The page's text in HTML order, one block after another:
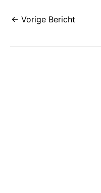
← Vorige Bericht